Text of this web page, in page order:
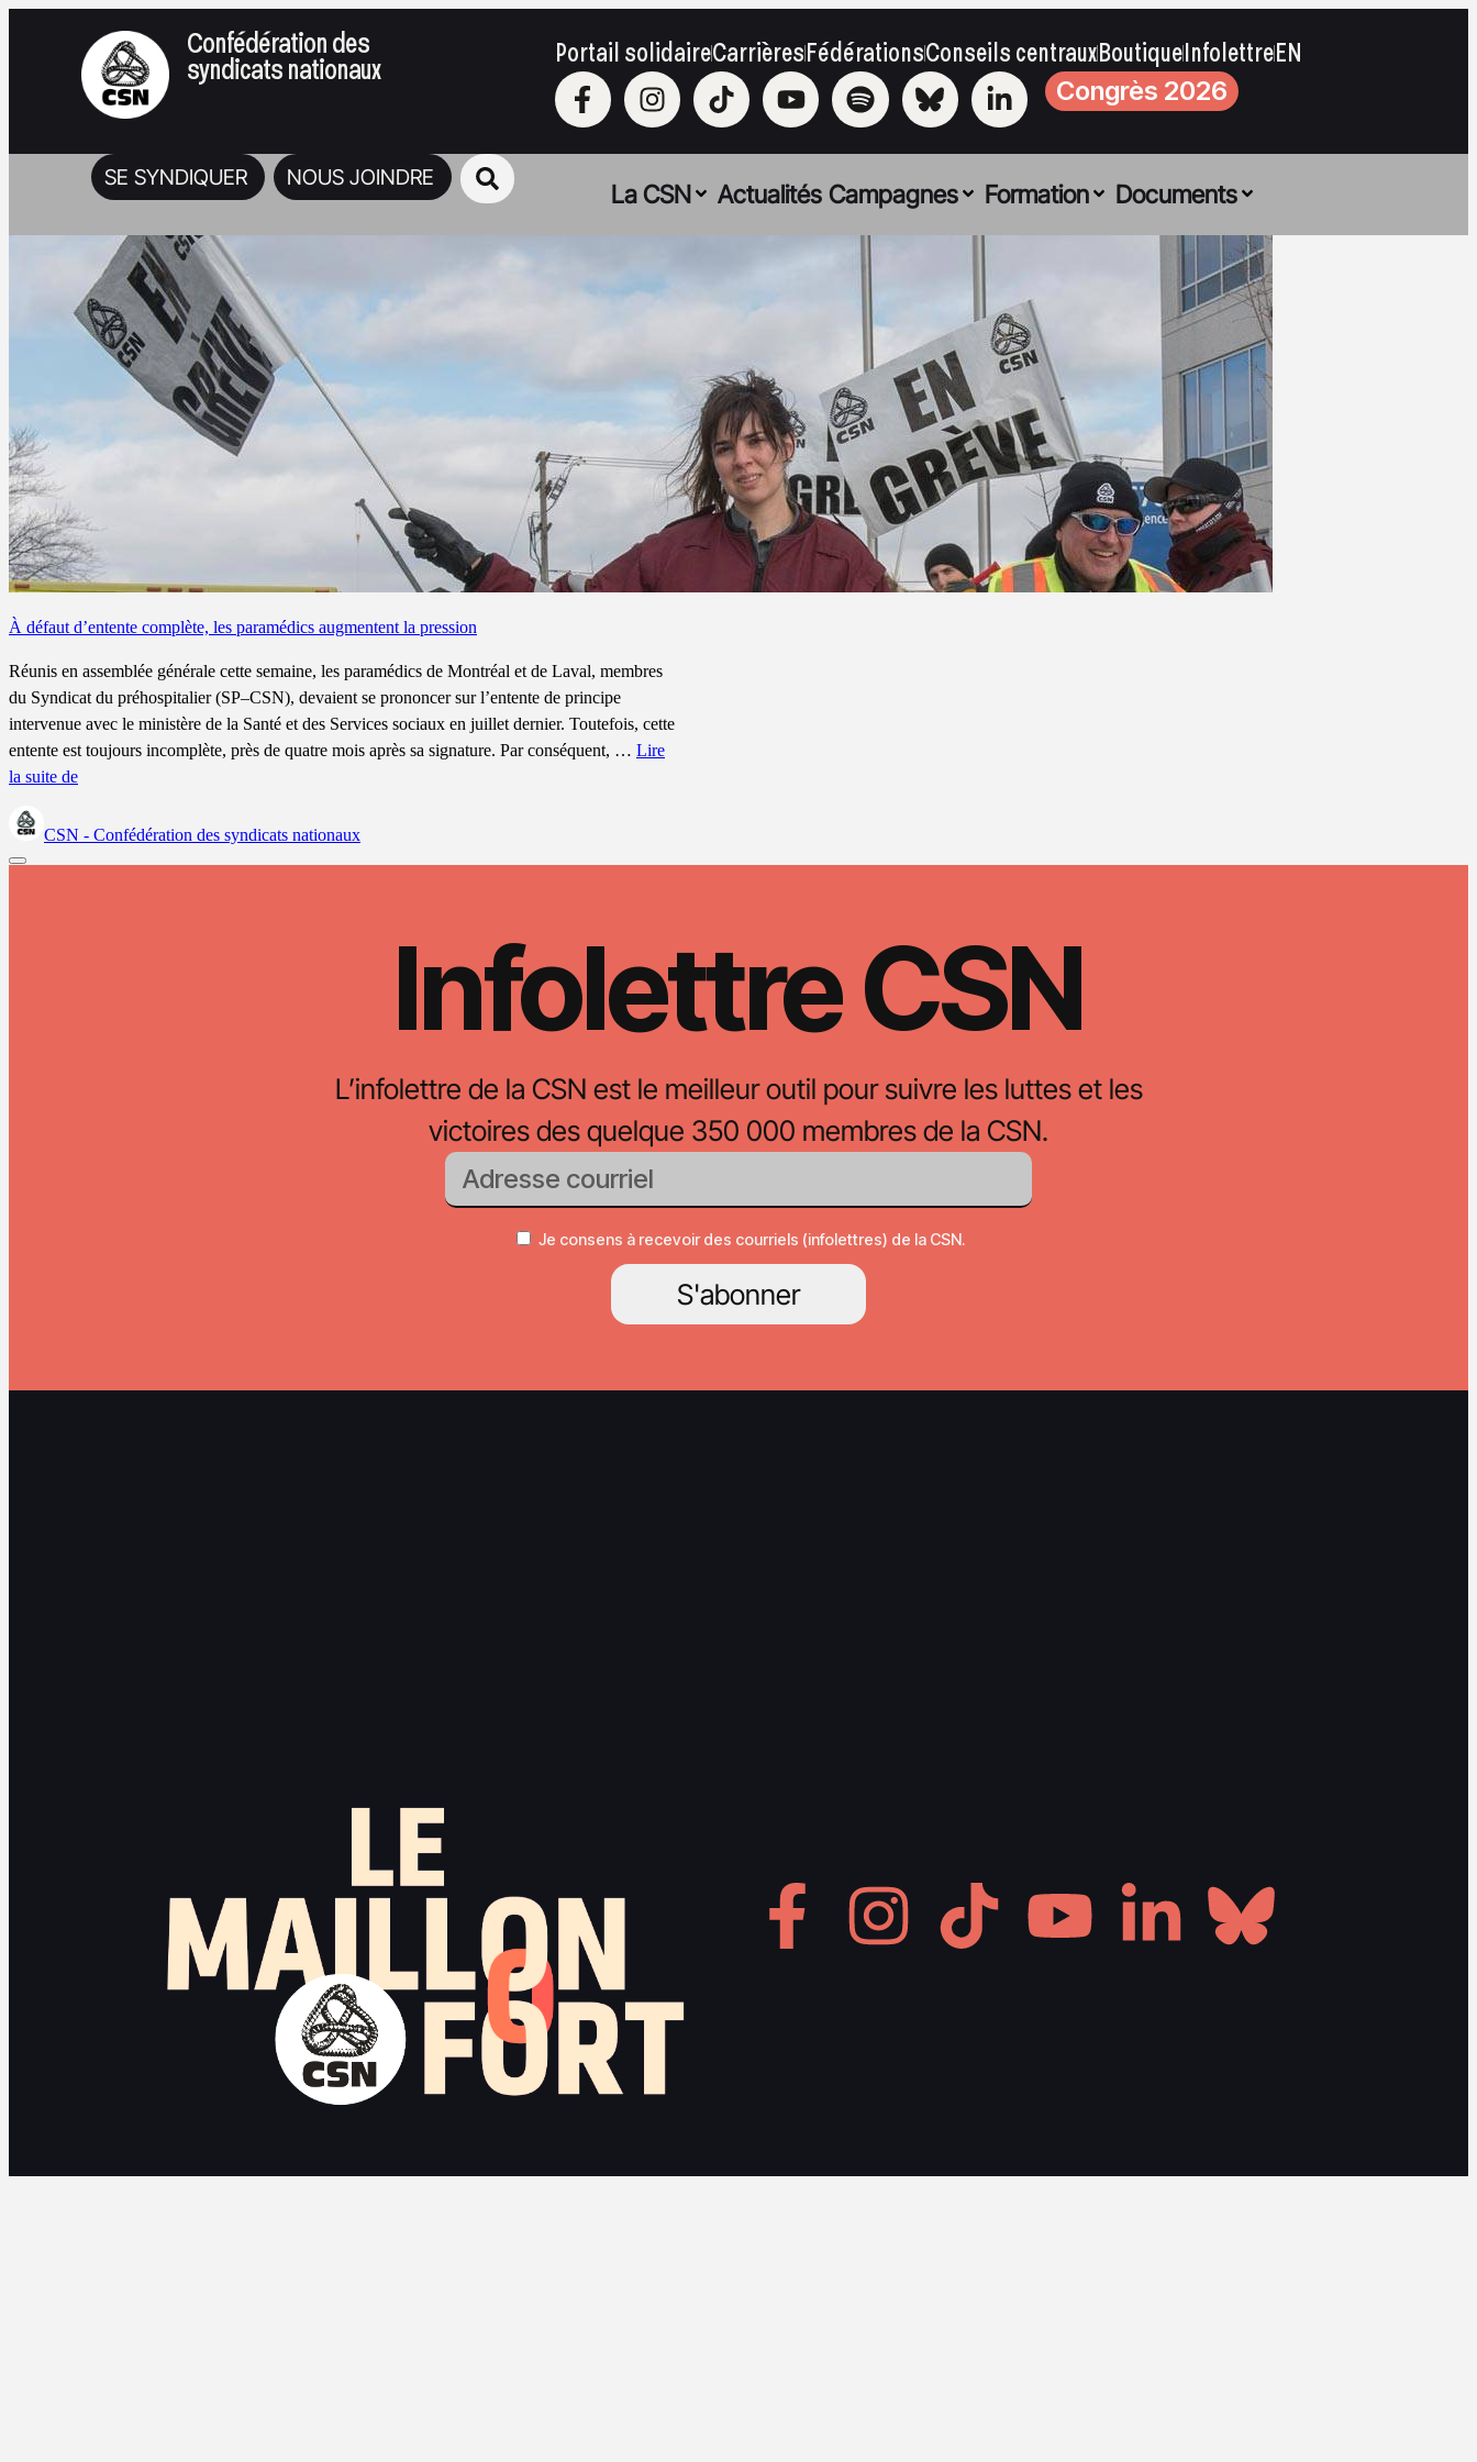
Confédération des
syndicats nationaux Portail solidaireCarrièresFédérationsConseils centrauxBoutiqueInfolettreEN
Congrès 2026
SE SYNDIQUER NOUS JOINDRE
La CSN Actualités Campagnes Formation Documents
À défaut d’entente complète, les paramédics augmentent la pression
Réunis en assemblée générale cette semaine, les paramédics de Montréal et de Laval, membres
du Syndicat du préhospitalier (SP–CSN), devaient se prononcer sur l’entente de principe
intervenue avec le ministère de la Santé et des Services sociaux en juillet dernier. Toutefois, cette
entente est toujours incomplète, près de quatre mois après sa signature. Par conséquent, … Lire
la suite de
CSN - Confédération des syndicats nationaux
Infolettre CSN
L’infolettre de la CSN est le meilleur outil pour suivre les luttes et les
victoires des quelque 350 000 membres de la CSN.
Je consens à recevoir des courriels (infolettres) de la CSN.
S'abonner